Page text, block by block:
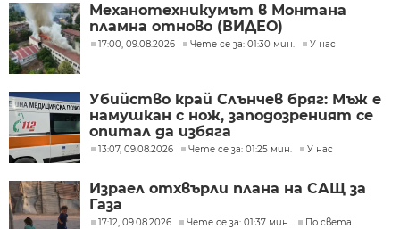
Механотехникумът в Монтана
пламна отново (ВИДЕО)
17:00, 09.08.2026 Чете се за: 01:30 мин. У нас
Убийство край Слънчев бряг: Мъж е
намушкан с нож, заподозреният се
опитал да избяга
13:07, 09.08.2026 Чете се за: 01:25 мин. У нас
Израел отхвърли плана на САЩ за
Газа
17:12, 09.08.2026 Чете се за: 01:37 мин. По света